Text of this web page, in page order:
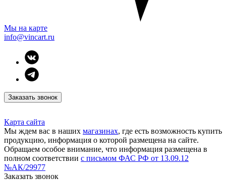
Мы на карте
info@vincart.ru
Заказать звонок
Карта сайта
Мы ждем вас в наших магазинах, где есть возможность купить
продукцию, информация о которой размещена на сайте.
Обращаем особое внимание, что информация размещена в
полном соответствии с письмом ФАС РФ от 13.09.12
№АК/29977
Заказать звонок